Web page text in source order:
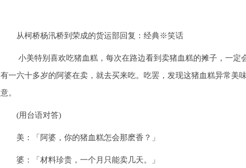
从柯桥杨汛桥到荣成的货运部回复：经典※笑话
小美特别喜欢吃猪血糕，每次在路边看到卖猪血糕的摊子，一定
有一六十多岁的阿婆在卖，就去买来吃。吃罢，发现这猪血糕异常美
意。
(用台语对答)
美：「阿婆，你的猪血糕怎会那麽香？」
婆：「材料珍贵，一个月只能卖几天。」